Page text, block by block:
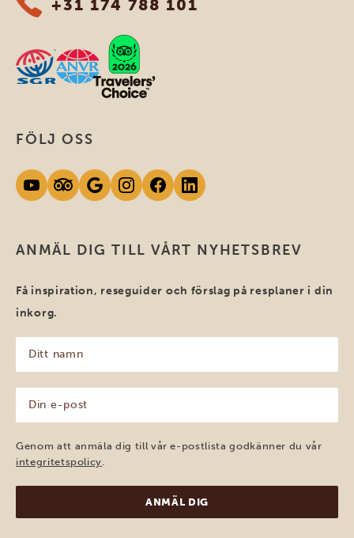
+31 174 788 101
ANMÄL DIG TILL VÅRT NYHETSBREV
Få inspiration, reseguider och förslag på resplaner i din
inkorg.
namn
(Obligatoriskt)
post
(Obligatoriskt)
Genom att anmäla dig till vår e-postlista godkänner du vår
integritetspolicy
FÖLJ OSS